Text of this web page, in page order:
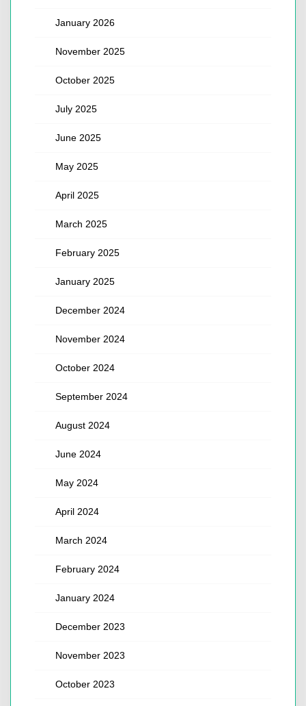
January 2026
November 2025
October 2025
July 2025
June 2025
May 2025
April 2025
March 2025
February 2025
January 2025
December 2024
November 2024
October 2024
September 2024
August 2024
June 2024
May 2024
April 2024
March 2024
February 2024
January 2024
December 2023
November 2023
October 2023